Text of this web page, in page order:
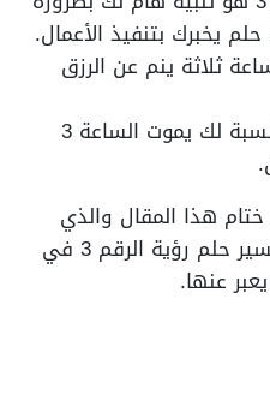
يخبرك بتنفيذ الأعمال.
ثلاثة ينم عن الرزق
رؤية شخص معروف بالنسبة لك يموت الساعة 3
هذا المقال والذي
تعرفنا نحن من خلاله على تفسير حلم رؤية الرقم 3 في
عنها.